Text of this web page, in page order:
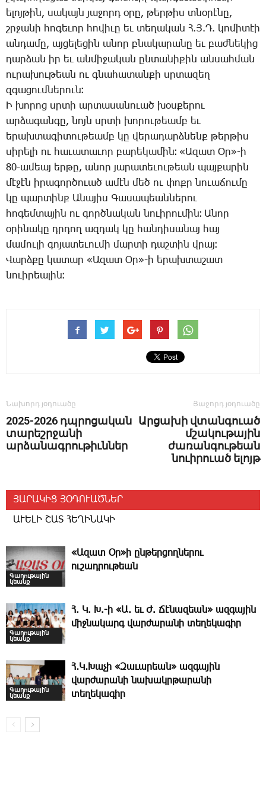
ե­լոյ­թին, սա­կայն յա­ջորդ օ­րը, թեր­թիս տնօ­րէ­նը,
շրջա­նի հո­գե­ւոր հո­վի­ւը եւ տե­ղա­կան Հ.Յ.Դ. կո­մի­տէի
ան­դա­մը, այ­ցե­լե­ցին ա­նոր բնա­կա­րա­նը եւ բաժ­նե­կից
դար­ձան իր եւ ան­մի­ջա­կան ըն­տա­նի­քին ան­սահ­ման
ու­րա­խու­թեան ու գնա­հա­տան­քի սրտա­զեղ
զգա­ցում­նե­րուն։
Ի խո­րոց սրտի ար­տա­սա­նո­ւած խօս­քե­րու
ար­ձա­գան­գը, նոյն սրտի խո­րու­թեամբ եւ
ե­րախ­տա­գի­տու­թեամբ կը վե­րա­դարձ­նենք թեր­թիս
սի­րե­լի ու հա­ւա­տա­ւոր բա­րե­կա­մին։ «Ա­զատ Օր»-ի
80-ա­մեայ եր­թը, ա­նոր յա­րա­տե­ւու­թեան պայ­քա­րին
մէ­ջէն ի­րա­գոր­ծո­ւած ա­մէն մեծ ու փոքր նո­ւա­ճու­մը
կը պար­տինք Ա­նա­յիս ­Գա­սա­պեան­նե­րու
հո­գեմ­տա­յին ու գործ­նա­կան նո­ւի­րու­մին։ Ա­նոր
օ­րի­նա­կը դրդող ազ­դակ կը հան­դի­սա­նայ հայ
մա­մու­լի գո­յա­տե­ւու­մի մար­տի դաշ­տին վրայ։
­Վարձ­քը կա­տար «Ա­զատ Օր»-ի ե­րախ­տա­շատ
նո­ւի­րեա­լին։
Նախորդ յօդուածը
2025-2026 դպրոցական
տարեշրջանի
արձանագրութիւններ
Յաջորդ յօդուածը
Արցախի վտանգուած
մշակութային
ժառանգութեան
նուիրուած ելոյթ
ՅԱՐԱԿԻՑ ՅՕԴՈՒԱԾՆԵՐ
ԱՒԵԼԻ ՇԱՏ ՀԵՂԻՆԱԿԻ
Գաղութային
կեանք
«Ազատ Օր»ի ընթերցողներու
ուշադրութեան
Գաղութային
կեանք
Հ. Կ. Խ.-ի «Ա. եւ Ժ. ­Ճէնազեան» ազգային
միջնակարգ վարժարանի տեղեկագիր
Գաղութային
կեանք
Հ․Կ․Խաչի «Զաւարեան» ազգային
վարժարանի նախակրթարանի
տեղեկագիր